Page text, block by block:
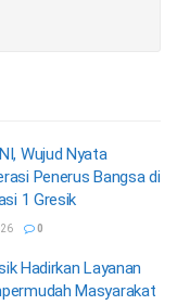
Wujud Nyata
Penerus Bangsa di
1 Gresik
0
Hadirkan Layanan
Masyarakat